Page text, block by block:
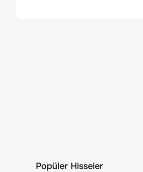
Popüler Hisseler